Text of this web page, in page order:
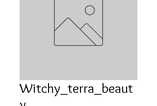
Witchy_terra_beaut